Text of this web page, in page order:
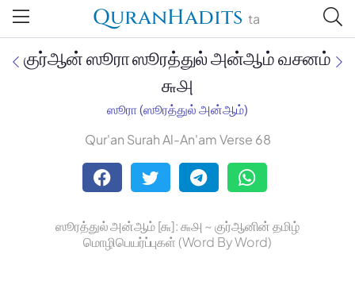
QuranHadits ta
Jan Trust Foundation
Mufti Omar Sheriff Qasimi,
குர்ஆன் ஸூரா ஸூரத்துல் அன்ஆம் வசனம்
௬௮
ஸூரா (ஸூரத்துல் அன்ஆம்)
Qur'an Surah Al-An'am Verse 68
ஸூரத்துல் அன்ஆம் [௬]: ௬௮ ~ குர்ஆனின் தமிழ்
மொழிபெயர்ப்புகள் (Word By Word)